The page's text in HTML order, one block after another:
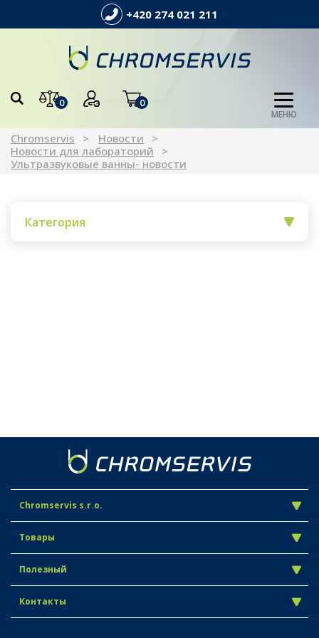
+420 274 021 211
0 0
МЕНЮ
Chromservis
Новости
Новости для лабораторий
Ультразвуковые ванны- новости
Категория
Chromservis s.r.o.
Товары
Полезный
Контакты